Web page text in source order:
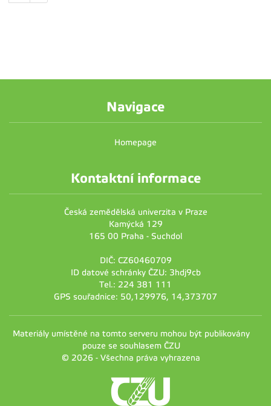
Navigace
Homepage
Kontaktní informace
Česká zemědělská univerzita v Praze
Kamýcká 129
165 00 Praha - Suchdol
DIČ: CZ60460709
ID datové schránky ČZU: 3hdj9cb
Tel.: 224 381 111
GPS souřadnice: 50,129976, 14,373707
Materiály umístěné na tomto serveru mohou být publikovány
pouze se souhlasem ČZU
© 2026 - Všechna práva vyhrazena